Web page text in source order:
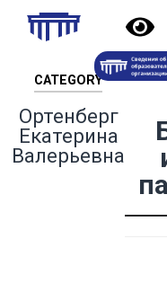
CATEGORY
Ортенберг
Екатерина
Валерьевна